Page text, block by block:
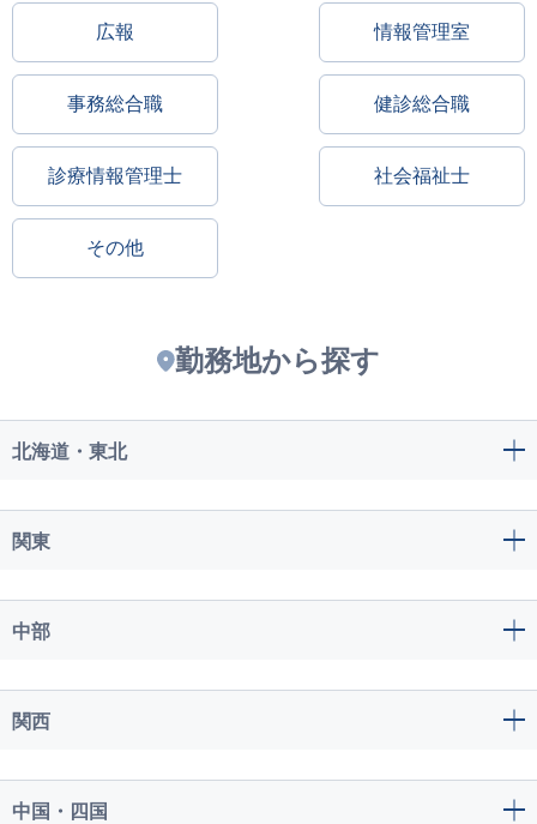
広報 情報管理室
事務総合職 健診総合職
診療情報管理士 社会福祉士
その他
勤務地から探す
北海道・東北
関東
中部
関西
中国・四国